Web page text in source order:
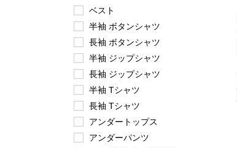
ベスト
半袖 ボタンシャツ
長袖 ボタンシャツ
半袖 ジップシャツ
長袖 ジップシャツ
半袖 Tシャツ
長袖 Tシャツ
アンダートップス
アンダーパンツ